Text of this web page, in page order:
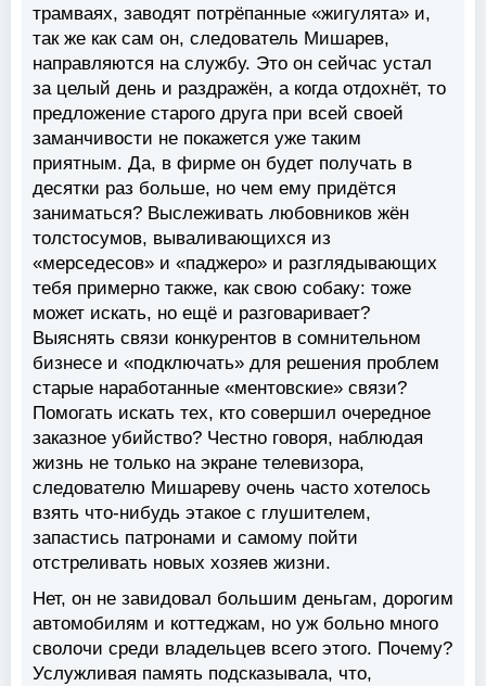
трамваях, заводят потрёпанные «жигулята» и,
так же как сам он, следователь Мишарев,
направляются на службу. Это он сейчас устал
за целый день и раздражён, а когда отдохнёт, то
предложение старого друга при всей своей
заманчивости не покажется уже таким
приятным. Да, в фирме он будет получать в
десятки раз больше, но чем ему придётся
заниматься? Выслеживать любовников жён
толстосумов, вываливающихся из
«мерседесов» и «паджеро» и разглядывающих
тебя примерно также, как свою собаку: тоже
может искать, но ещё и разговаривает?
Выяснять связи конкурентов в сомнительном
бизнесе и «подключать» для решения проблем
старые наработанные «ментовские» связи?
Помогать искать тех, кто совершил очередное
заказное убийство? Честно говоря, наблюдая
жизнь не только на экране телевизора,
следователю Мишареву очень часто хотелось
взять что-нибудь этакое с глушителем,
запастись патронами и самому пойти
отстреливать новых хозяев жизни.
Нет, он не завидовал большим деньгам, дорогим
автомобилям и коттеджам, но уж больно много
сволочи среди владельцев всего этого. Почему?
Услужливая память подсказывала, что,